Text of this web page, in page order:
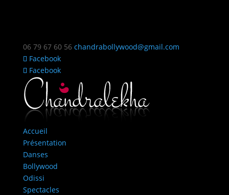
06 79 67 60 56 chandrabollywood@gmail.com
Facebook
Facebook
Accueil
Présentation
Danses
Bollywood
Odissi
Spectacles